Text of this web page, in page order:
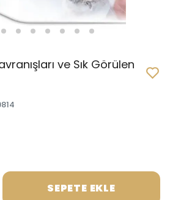
ve Sık Görülen
SEPETE EKLE